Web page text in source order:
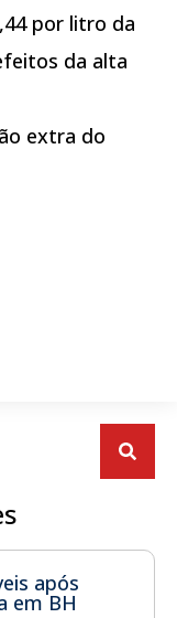
por litro da
da alta
extra do
após
em BH